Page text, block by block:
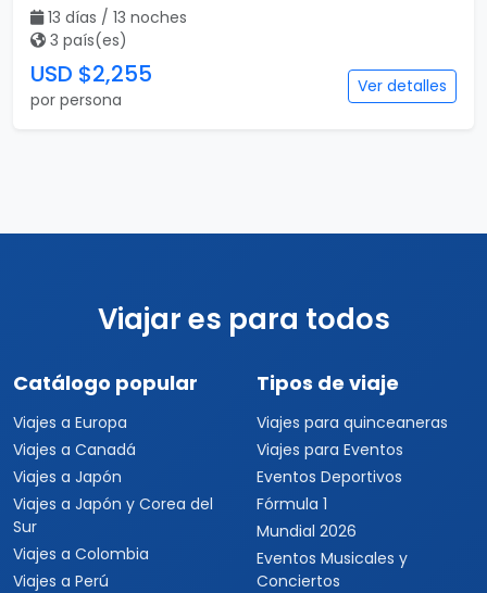
13 días / 13 noches
3 país(es)
USD $2,255
por persona
Ver detalles
Viajar es para todos
Catálogo popular
Viajes a Europa
Viajes a Canadá
Viajes a Japón
Viajes a Japón y Corea del
Sur
Viajes a Colombia
Viajes a Perú
Tipos de viaje
Viajes para quinceaneras
Viajes para Eventos
Eventos Deportivos
Fórmula 1
Mundial 2026
Eventos Musicales y
Conciertos